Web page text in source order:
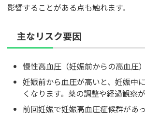
影響することがある点も触れます。
主なリスク要因
慢性高血圧（妊娠前からの高血圧）
妊娠前から血圧が高いと、妊娠中
くなります。薬の調整や経過観察が
前回妊娠で妊娠高血圧症候群があ